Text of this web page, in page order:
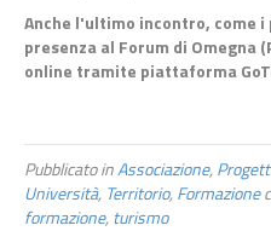
Anche l'ultimo incontro, come
presenza al Forum di Omegna
online tramite piattaforma
Pubblicato inAssociazione,
Università, Territorio,Formazione
formazione,turismo